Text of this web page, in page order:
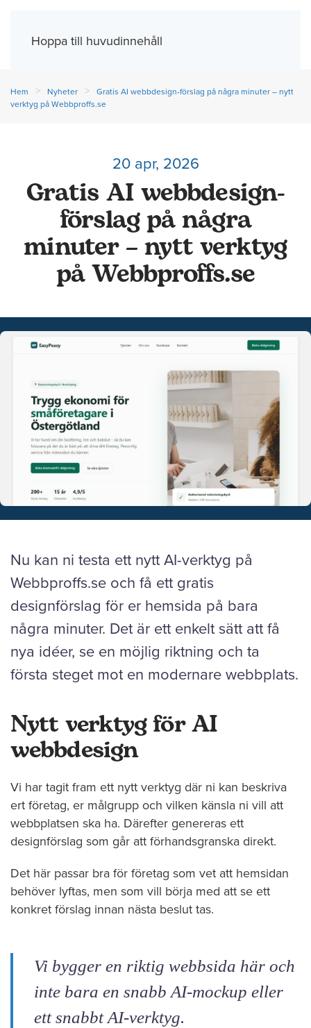
Hoppa till huvudinnehåll
Hem Nyheter
Gratis AI webbdesign-förslag på några minuter – nytt
verktyg på Webbproffs.se
20 apr, 2026
Gratis AI webbdesign-
förslag på några
minuter – nytt verktyg
på Webbproffs.se
Nu kan ni testa ett nytt AI-verktyg på
Webbproffs.se och få ett gratis
designförslag för er hemsida på bara
några minuter. Det är ett enkelt sätt att få
nya idéer, se en möjlig riktning och ta
första steget mot en modernare webbplats.
Nytt verktyg för AI
webbdesign
Vi har tagit fram ett nytt verktyg där ni kan beskriva
ert företag, er målgrupp och vilken känsla ni vill att
webbplatsen ska ha. Därefter genereras ett
designförslag som går att förhandsgranska direkt.
Det här passar bra för företag som vet att hemsidan
behöver lyftas, men som vill börja med att se ett
konkret förslag innan nästa beslut tas.
Vi bygger en riktig webbsida här och
inte bara en snabb AI-mockup eller
ett snabbt AI-verktyg.